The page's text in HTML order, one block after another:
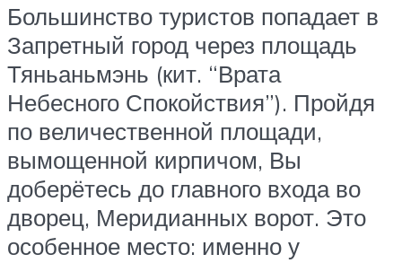
Большинство туристов попадает в
Запретный город через площадь
Тяньаньмэнь (кит. “Врата
Небесного Спокойствия”). Пройдя
по величественной площади,
вымощенной кирпичом, Вы
доберётесь до главного входа во
дворец, Меридианных ворот. Это
особенное место: именно у